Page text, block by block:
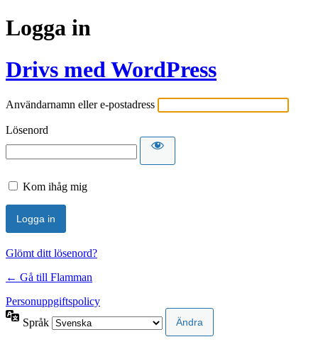
Logga in
Drivs med WordPress
Användarnamn eller e-postadress
Lösenord
Kom ihåg mig
Glömt ditt lösenord?
← Gå till Flamman
Personuppgiftspolicy
Språk